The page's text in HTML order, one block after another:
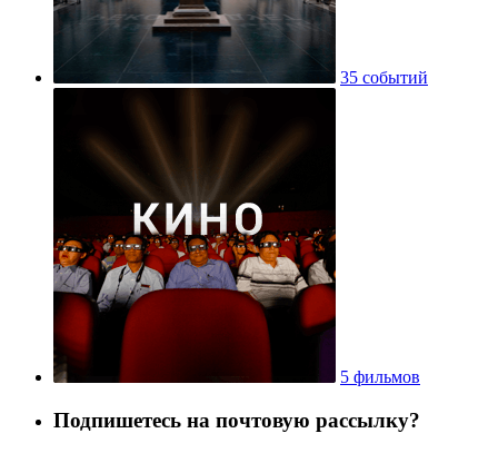
35 событий
5 фильмов
Подпишетесь на почтовую рассылку?